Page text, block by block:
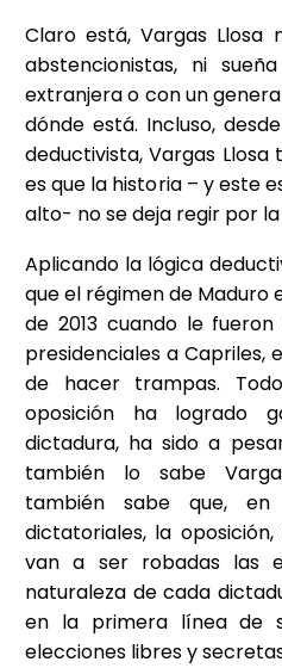
Claro está, Vargas Llosa
abstencionistas, ni
extranjera o con un
dónde está. Incluso,
deductivista, Vargas
es que la historia – y este
alto- no se deja regir por
Aplicando la lógica
que el régimen de Maduro
de 2013 cuando le
presidenciales a Capriles,
de hacer trampas.
oposición ha logrado
dictadura, ha sido a
también lo sabe
también sabe que,
dictatoriales, la
van a ser robadas las
naturaleza de cada
en la primera línea de
elecciones libres y